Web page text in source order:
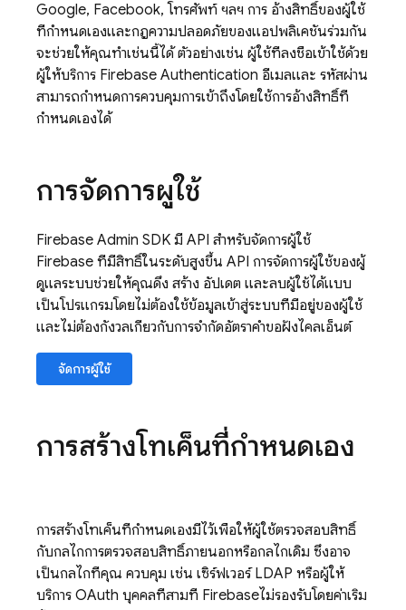
Google, Facebook, โทรศัพท์ ฯลฯ การ อ้างสิทธิ์ของผู้ใช้
ที่กำหนดเองและกฎความปลอดภัยของแอปพลิเคชันร่วมกัน
จะช่วยให้คุณทำเช่นนี้ได้ ตัวอย่างเช่น ผู้ใช้ที่ลงชื่อเข้าใช้ด้วย
ผู้ให้บริการ Firebase Authentication อีเมลและ รหัสผ่าน
สามารถกำหนดการควบคุมการเข้าถึงโดยใช้การอ้างสิทธิ์ที่
กำหนดเองได้
การจัดการผู้ใช้
Firebase Admin SDK มี API สำหรับจัดการผู้ใช้
Firebase ที่มีสิทธิ์ในระดับสูงขึ้น API การจัดการผู้ใช้ของผู้
ดูแลระบบช่วยให้คุณดึง สร้าง อัปเดต และลบผู้ใช้ได้แบบ
เป็นโปรแกรมโดยไม่ต้องใช้ข้อมูลเข้าสู่ระบบที่มีอยู่ของผู้ใช้
และไม่ต้องกังวลเกี่ยวกับการจำกัดอัตราคำขอฝั่งไคลเอ็นต์
จัดการผู้ใช้
การสร้างโทเค็นที่กำหนดเอง
การสร้างโทเค็นที่กำหนดเองมีไว้เพื่อให้ผู้ใช้ตรวจสอบสิทธิ์
กับกลไกการตรวจสอบสิทธิ์ภายนอกหรือกลไกเดิม ซึ่งอาจ
เป็นกลไกที่คุณ ควบคุม เช่น เซิร์ฟเวอร์ LDAP หรือผู้ให้
บริการ OAuth บุคคลที่สามที่ Firebaseไม่รองรับโดยค่าเริ่ม